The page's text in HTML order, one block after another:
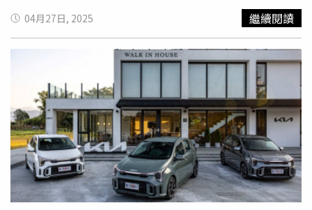
供）。VITARA科技性能全面勁化，搭載新世代 48V HYBRID
輕油電科技及 1.4 L BOOSTERJET 缸內直噴渦輪增壓引
擎，不只輸出 129.2 PS / 23.9 kgm 強悍動力，更以優異車
身結構及輕量化設計，實現寧靜感及優越的油耗表現，S 車
款更造就 19.3 km/L* 節能油耗。不只動能勁化，VITARA讓
你玩更野！ALLGRIP 適時智慧型四輪傳動系統可依路況及
喜好，在 AUTO / SPORT / SNOW / LOCK 四種行駛模式中
自由變換，一路更有ACC主動式安全車距巡航控制、BSM 車
側盲點偵測、DSBS 雙感知器煞車輔助等SUZUKISafety
Support 安全科技為你隨行守護，從主動到被動，提供駕乘
者完善保護。VITARA獨樹一格的外型搭配傲人的越野性能及
持續進化的安全科技，激發你對駕馭的渴望！為了感謝台灣
加熱坐椅、方向盤加熱功能等豪華配備，提供更尊榮款待的
舒適駕馭享受。持續升級全台擴展通路量能，限時入主享專
屬禮遇為感謝所有熱愛Kia的朋友們，Kia總代理台灣森那美
起亞以實際行動履行深耕台灣市場的承諾，持續啟動通路升
級佈建計畫，預計2025年全年總計將擴展/升級全台總計13
座服務據點，接下來5月7日也將迎來慶順汽車南台中3S展
示中心盛大開幕！同時，Kia總代理台灣森那美起亞於本月
份盛大推出全車系專屬禮遇方案。入主全新年式The Ceed
Sportswagon即享包含Smith Vega隔熱紙與雙鏡頭行車紀錄
器的前瞻配件組(總價值逾30,000元)；入主Kia進口極致休旅
The Sportage，即享總價值逾50,000元的「潮旅升級
組」，包含Smith Vega隔熱紙、雙鏡頭行車紀錄器、LED後
來也將持續提供更豐富的車主專屬活動與優質服務，積極與
全台車主們保持密切的互動交流，攜手提升品牌價值與消費
部登場，誠摯邀請所有車主及喜愛SUZUKI的朋友們，敬請
期待後續中、南部場次的相關消息，歡迎全台車友密切關注
SUZUKI官網及社群平台，掌握最新活動消息。
白骨化，並被裝入垃圾袋中。據調查，鈴木伸彥與父親同
住，一名鄰近餐館的居民4月6日因為發現餐館已經約一周未
營業，前往附近派出所報案。警方到場後，在鈴木伸彥住所
內發現他企圖自殺，頸部有多處刀傷，但生命無大礙。鈴木
伸彥在接受警方詢問時坦承，父親早在回家時已倒地身亡，
自己則因為「辦喪事太麻煩」才選擇將遺體藏在壁櫥中。鈴
木伸彥進一步供稱，早在母親於2010年左右去世時，他便
因為應對親戚與警方事務感到疲憊，因此對父親身亡後的喪
葬事宜變得麻木。他表示，雖然對父親感到抱歉，但夏天時
只能靠殺蟲劑與除臭劑消除遺體異味。警方調查發現，鈴木
伸彥經營的中華餐館已有約70年歷史，最早由祖父創立，後
由父親經營，鈴木伸彥則是在父親退休後接手。鈴木伸彥表
04月27日, 2025 繼續閱讀